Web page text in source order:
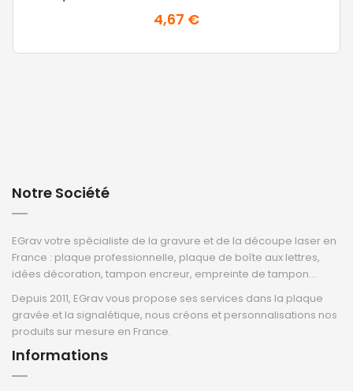
4,67 €
Notre Société
EGrav votre spécialiste de la gravure et de la découpe laser en
France : plaque professionnelle, plaque de boîte aux lettres,
idées décoration, tampon encreur, empreinte de tampon...
Depuis 2011, EGrav vous propose ses services dans la plaque
gravée et la signalétique, nous créons et personnalisations nos
produits sur mesure en France.
Informations